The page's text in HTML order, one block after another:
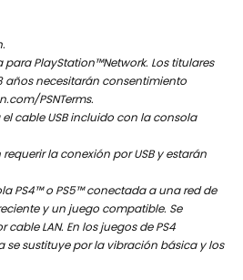
PlayStation™Network. Los titulares
años necesitarán consentimiento
PSNTerms.
cable USB incluido con la consola
la conexión por USB y estarán
PS4™ o PS5™ conectada a una red de
y un juego compatible. Se
LAN. En los juegos de PS4
sustituye por la vibración básica y los